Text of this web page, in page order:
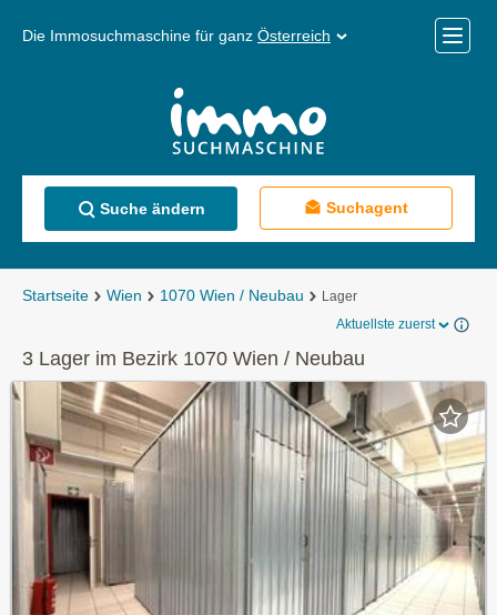
Die Immosuchmaschine für ganz Österreich
Menü
Suche ändern Suchagent
Startseite Wien 1070 Wien / Neubau
Lager
Aktuellste zuerst
3 Lager im Bezirk 1070 Wien / Neubau